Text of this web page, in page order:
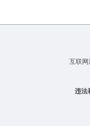
互联网
违法